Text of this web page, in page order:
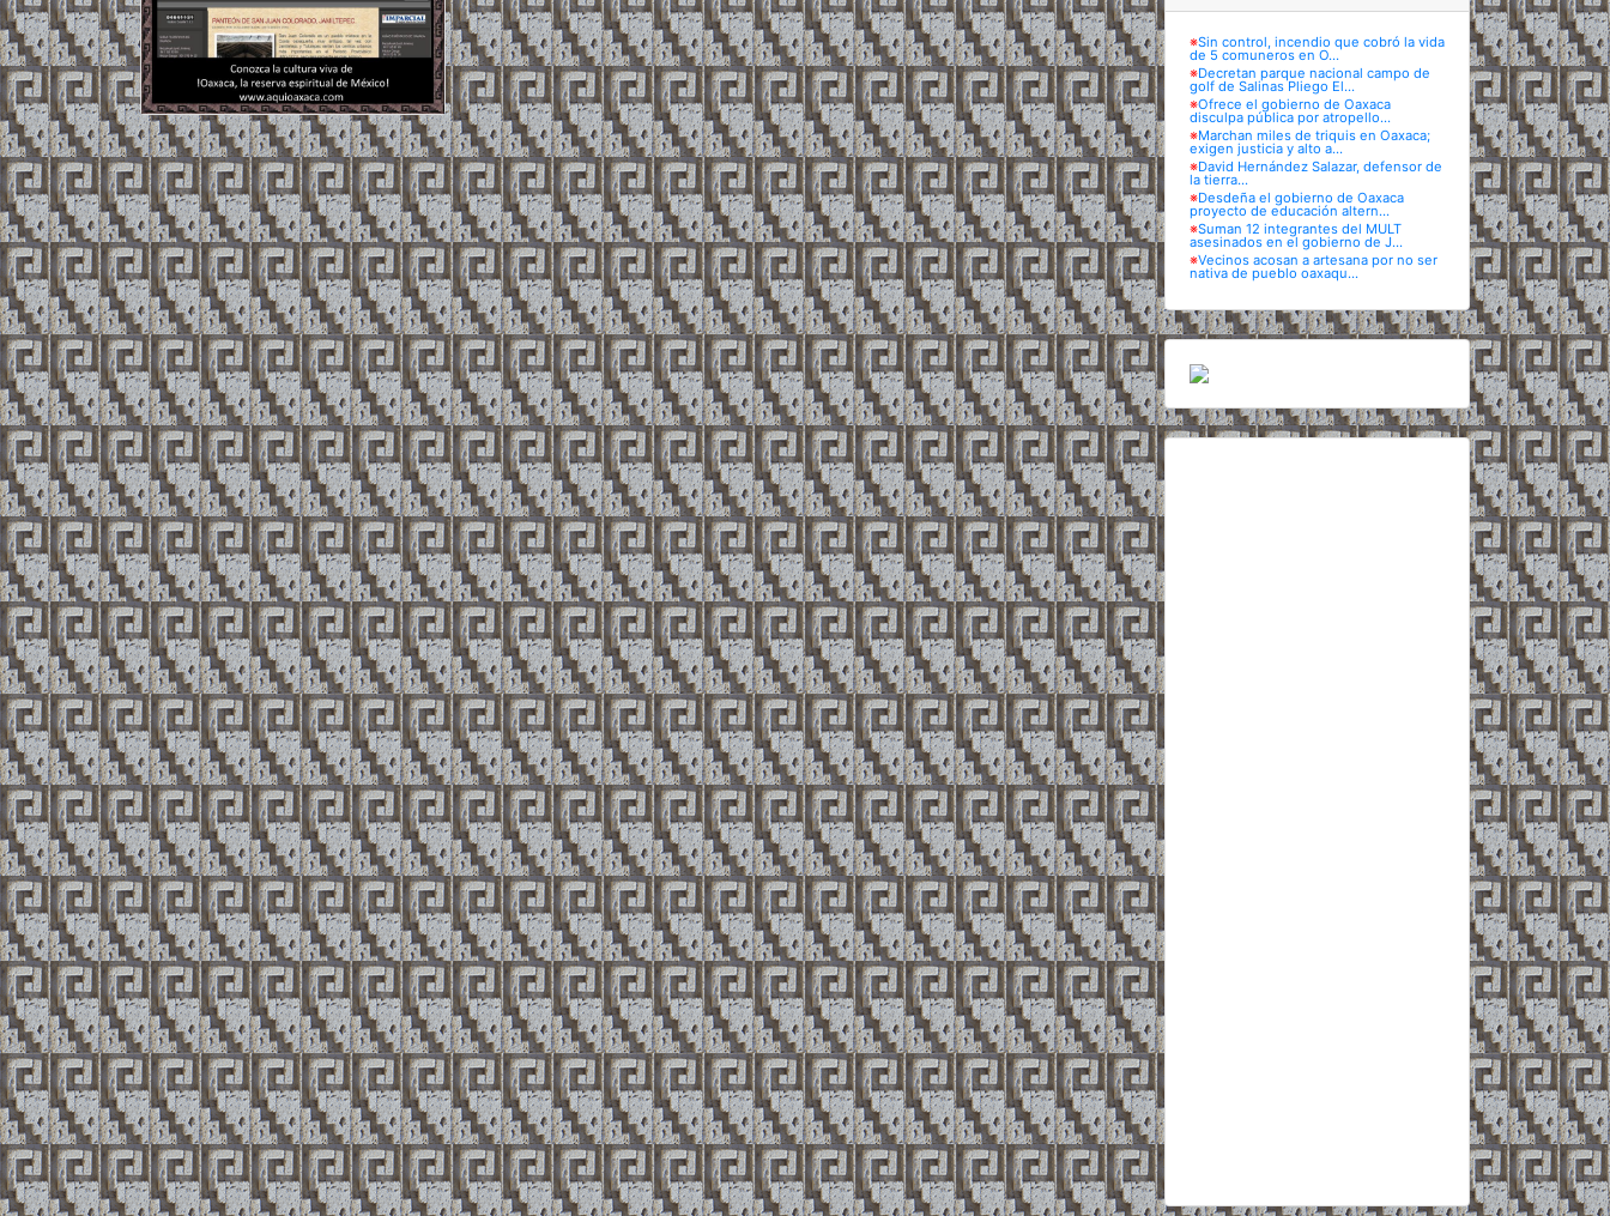
※Sin control, incendio que cobró la vida
de 5 comuneros en O...
※Decretan parque nacional campo de
golf de Salinas Pliego El...
※Ofrece el gobierno de Oaxaca
disculpa pública por atropello...
※Marchan miles de triquis en Oaxaca;
exigen justicia y alto a...
※David Hernández Salazar, defensor de
la tierra...
※Desdeña el gobierno de Oaxaca
proyecto de educación altern...
※Suman 12 integrantes del MULT
asesinados en el gobierno de J...
※Vecinos acosan a artesana por no ser
nativa de pueblo oaxaqu...